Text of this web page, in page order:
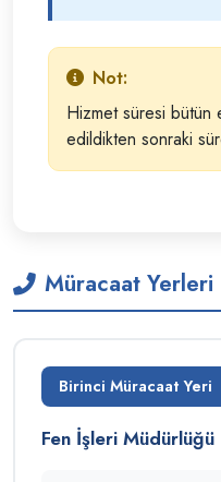
Not:
Hizmet süresi bütün
edildikten sonraki
Müracaat Yerleri
Birinci Müracaat Yeri
Fen İşleri Müdürlüğü